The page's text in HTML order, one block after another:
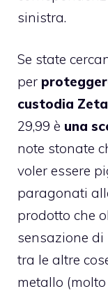
sinistra.
Se state
per
custodia
29,99 è una
note stonate
voler essere
paragonati
prodotto che
sensazione
tra le altre
metallo